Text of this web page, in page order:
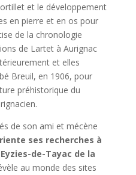
et le développement
en pierre et en os pour
de la chronologie
de Lartet à Aurignac
et elles
Breuil, en 1906, pour
préhistorique du
de son ami et mécène
ses recherches à
de-Tayac de la
au monde des sites